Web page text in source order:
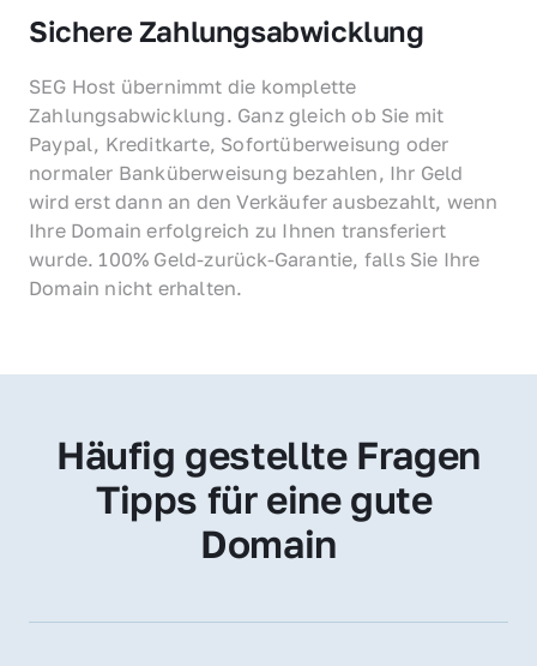
Sichere Zahlungsabwicklung
SEG Host übernimmt die komplette
Zahlungsabwicklung. Ganz gleich ob Sie mit
Paypal, Kreditkarte, Sofortüberweisung oder
normaler Banküberweisung bezahlen, Ihr Geld
wird erst dann an den Verkäufer ausbezahlt, wenn
Ihre Domain erfolgreich zu Ihnen transferiert
wurde. 100% Geld-zurück-Garantie, falls Sie Ihre
Domain nicht erhalten.
Häufig gestellte Fragen
Tipps für eine gute
Domain